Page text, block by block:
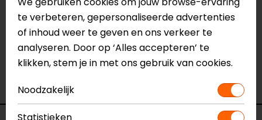
Naam
Kentekenplaathouder Honda
CB650F (2015 - 2016)
Model
HCF6104
Merk
Barracuda
Kleur
N.v.t.
Motormerk
te verbeteren, gepersonaliseerde advertenties
of inhoud weer te geven en ons verkeer te
analyseren. Door op ‘Alles accepteren’ te
klikken, stem je in met ons gebruik van cookies.
Noodzakelijk